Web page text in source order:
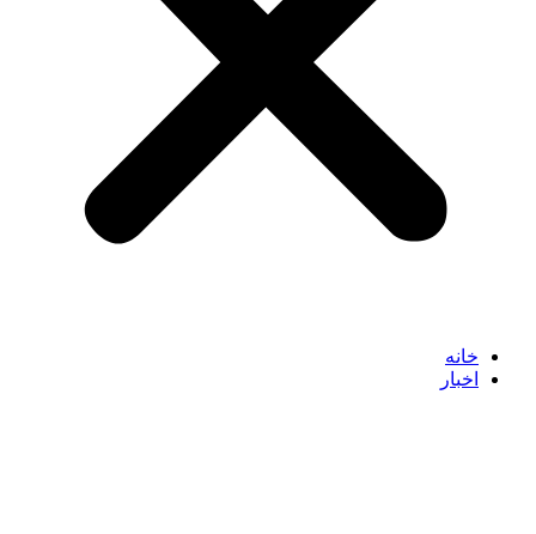
خانه
اخبار